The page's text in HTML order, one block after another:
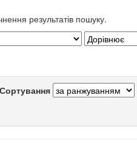
результатів пошуку.
Сортування